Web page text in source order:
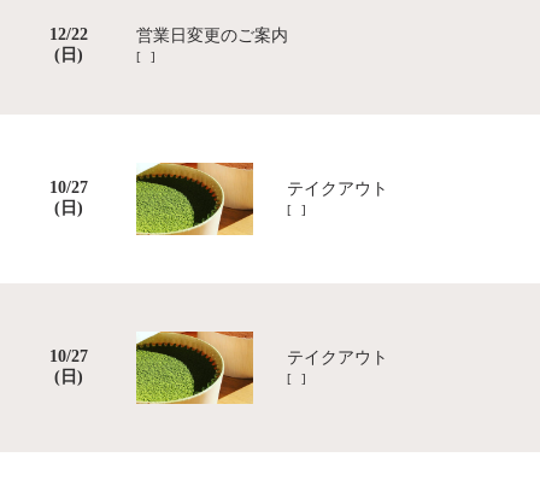
12/22
(日)
営業日変更のご案内
[ ]
10/27
(日)
テイクアウト
[ ]
10/27
(日)
テイクアウト
[ ]